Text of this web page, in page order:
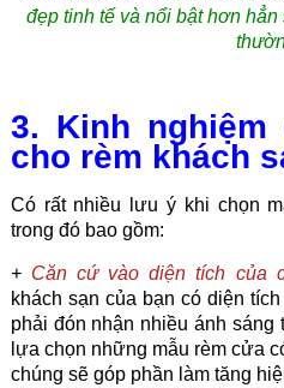
đẹp tinh tế và nổi bật hơn
3. Kinh nghiệm
cho rèm khách
Có rất nhiều lưu ý khi chọn
trong đó bao gồm:
+ Căn cứ vào diện tích của
khách sạn của bạn có diện
phải đón nhận nhiều ánh
lựa chọn những mẫu rèm cửa
chúng sẽ góp phần làm tăng